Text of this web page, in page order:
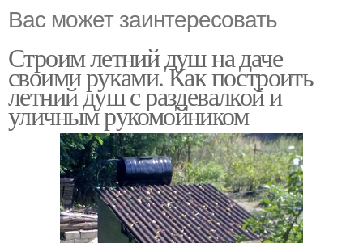
Вас может заинтересовать
Строим летний душ на даче
своими руками. Как построить
летний душ с раздевалкой и
уличным рукомойником